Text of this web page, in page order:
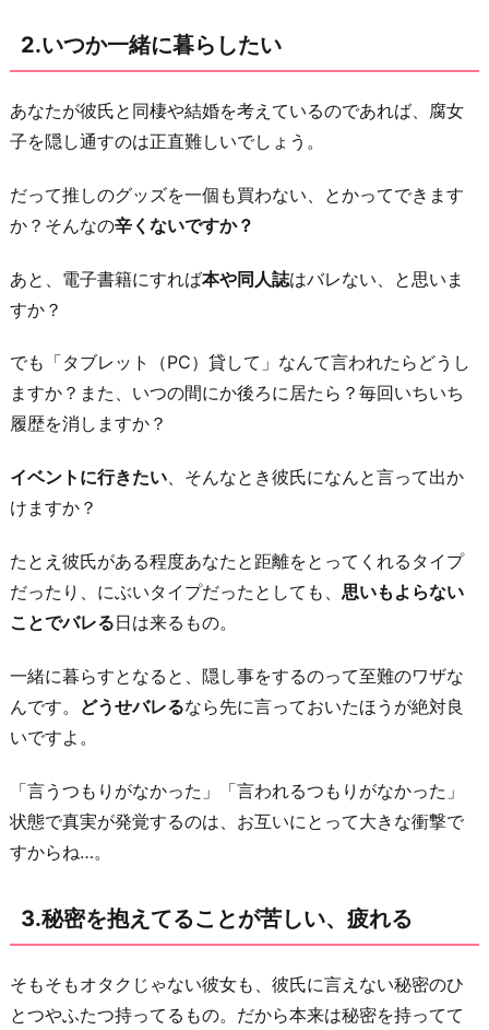
し
め
な
く
っ
て
て
5.
彼
氏
ど
ん
自
分
も
受
け
入
て
欲
し
6.
B
L
が
2.いつか一緒に暮らしたい
あなたが彼氏と同棲や結婚を考えているのであれば、腐女
子を隠し通すのは正直難しいでしょう。
だって推しのグッズを一個も買わない、とかってできます
か？そんなの辛くないですか？
あと、電子書籍にすれば本や同人誌はバレない、と思いま
すか？
でも「タブレット（PC）貸して」なんて言われたらどうし
ますか？また、いつの間にか後ろに居たら？毎回いちいち
履歴を消しますか？
イベントに行きたい、そんなとき彼氏になんと言って出か
けますか？
たとえ彼氏がある程度あなたと距離をとってくれるタイプ
だったり、にぶいタイプだったとしても、 思いもよらない
ことでバレる日は来るもの。
一緒に暮らすとなると、隠し事をするのって至難のワザな
んです。 どうせバレるなら先に言っておいたほうが絶対良
いですよ。
「言うつもりがなかった」「言われるつもりがなかった」
状態で真実が発覚するのは、お互いにとって大きな衝撃で
すからね…。
3.秘密を抱えてることが苦しい、疲れる
そもそもオタクじゃない彼女も、彼氏に言えない秘密のひ
とつやふたつ持ってるもの。だから本来は秘密を持ってて